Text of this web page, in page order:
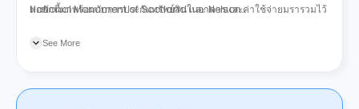
หอพักนี้มาพร้อมกับการประกันทรัพย์สินในอาคารเเละค่าใช้จ่ายมรารวมไว้
ทุกห้องพักมาพร้อมกับเตียงขนาดใหญ่และห้องน้ำส่วนตัว รวมถึงห้องพัก
National Monument of Scotland และ Nelson
นาที ร้าน Tesco Express อยู่ห่างออกไปเพียง 5 นาทีด้วยการเดินเท้าและ
หอพักนี้มาพร้อมกับการประกันทรัพย์สินในอาคารเเละค่าใช้จ่ายมรารวมไว้
See More